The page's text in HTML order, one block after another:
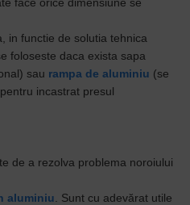
in functie de solutia tehnica
foloseste daca exista sapa
sau rampa de aluminiu (se
incastrat presul
de a rezolva problema noroiului
aluminiu . Sunt cu adevărat utile